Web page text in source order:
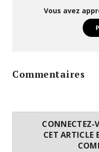
Vous avez
Commentaires
CONNECTEZ-
CET ARTICLE